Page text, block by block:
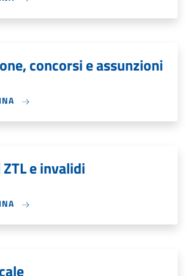
concorsi e assunzioni
e invalidi